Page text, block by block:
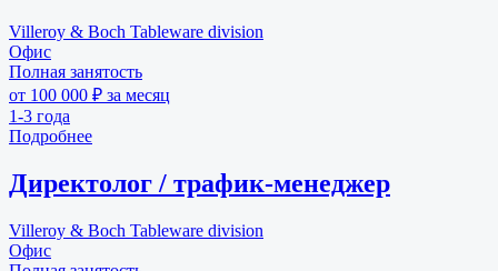
Villeroy & Boch Tableware division
Офис
Полная занятость
от 100 000 ₽ за месяц
1-3 года
Подробнее
Директолог / трафик-менеджер
Villeroy & Boch Tableware division
Офис